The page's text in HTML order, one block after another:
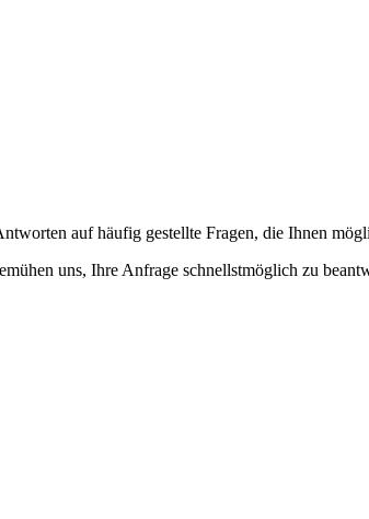
auf häufig gestellte Fragen, die Ihnen
uns, Ihre Anfrage schnellstmöglich zu